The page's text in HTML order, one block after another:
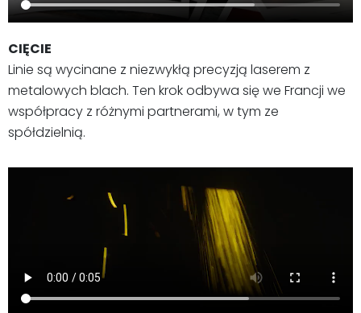
CIĘCIE
Linie są wycinane z niezwykłą precyzją laserem z
metalowych blach. Ten krok odbywa się we Francji we
współpracy z różnymi partnerami, w tym ze
spółdzielnią.